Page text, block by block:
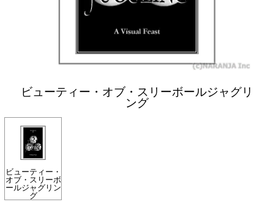
ビューティー・オブ・スリーボールジャグリ
ング
ビューティー・
オブ・スリーボ
ールジャグリン
グ